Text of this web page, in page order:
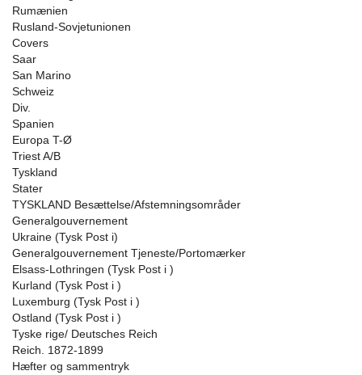
Rumænien
Rusland-Sovjetunionen
Covers
Saar
San Marino
Schweiz
Div.
Spanien
Europa T-Ø
Triest A/B
Tyskland
Stater
TYSKLAND Besættelse/Afstemningsområder
Generalgouvernement
Ukraine (Tysk Post i)
Generalgouvernement Tjeneste/Portomærker
Elsass-Lothringen (Tysk Post i )
Kurland (Tysk Post i )
Luxemburg (Tysk Post i )
Ostland (Tysk Post i )
Tyske rige/ Deutsches Reich
Reich. 1872-1899
Hæfter og sammentryk